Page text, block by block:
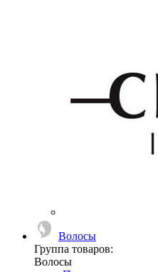
Волосы
Группа товаров:
Волосы